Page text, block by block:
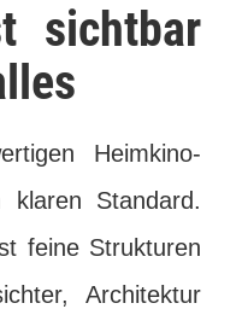
sichtbar
Heimkino-
klaren Standard.
feine Strukturen
Architektur